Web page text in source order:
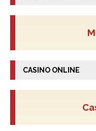
CASINO ONLINE